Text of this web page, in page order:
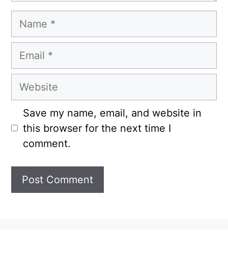
Name
Email
Website
Save my name, email, and website in
this browser for the next time I
comment.